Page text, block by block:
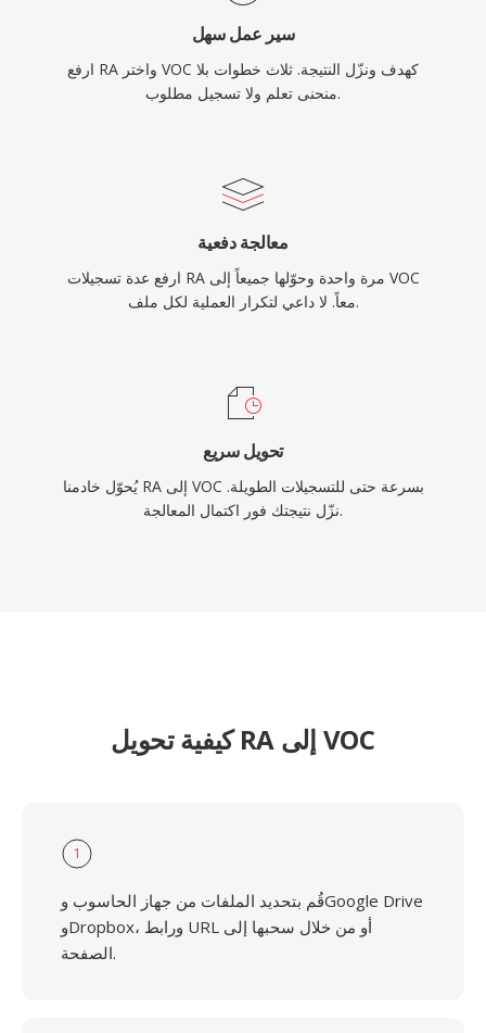
سير عمل سهل
ارفع RA واختر VOC كهدف ونزّل النتيجة. ثلاث خطوات بلا
منحنى تعلم ولا تسجيل مطلوب.
معالجة دفعية
ارفع عدة تسجيلات RA مرة واحدة وحوّلها جميعاً إلى VOC
معاً. لا داعي لتكرار العملية لكل ملف.
تحويل سريع
يُحوّل خادمنا RA إلى VOC بسرعة حتى للتسجيلات الطويلة.
نزّل نتيجتك فور اكتمال المعالجة.
كيفية تحويل RA إلى VOC
1
قُم بتحديد الملفات من جهاز الحاسوب وGoogle Drive
وDropbox، ورابط URL أو من خلال سحبها إلى
الصفحة.